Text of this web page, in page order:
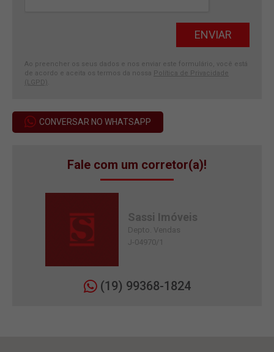
Ao preencher os seus dados e nos enviar este formulário, você está
de acordo e aceita os termos da nossa Política de Privacidade
(LGPD)
CONVERSAR NO WHATSAPP
Fale com um corretor(a)!
Sassi Imóveis
Depto. Vendas
J-04970/1
(19) 99368-1824